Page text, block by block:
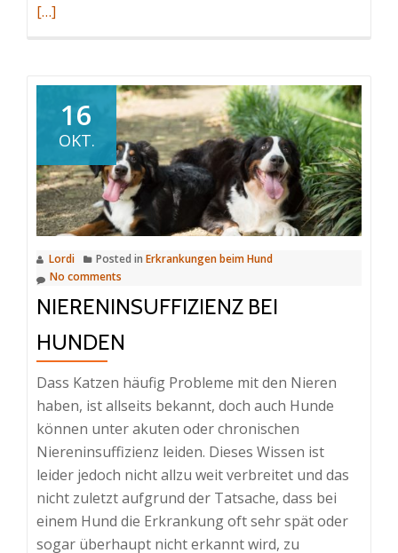
[…]
16
OKT.
Lordi Posted in Erkrankungen beim Hund
No comments
NIERENINSUFFIZIENZ BEI
HUNDEN
Dass Katzen häufig Probleme mit den Nieren
haben, ist allseits bekannt, doch auch Hunde
können unter akuten oder chronischen
Niereninsuffizienz leiden. Dieses Wissen ist
leider jedoch nicht allzu weit verbreitet und das
nicht zuletzt aufgrund der Tatsache, dass bei
einem Hund die Erkrankung oft sehr spät oder
sogar überhaupt nicht erkannt wird, zu